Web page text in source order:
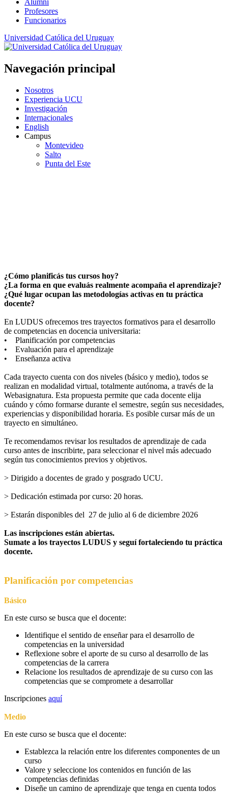
Profesores
Funcionarios
Universidad Católica del Uruguay
Navegación principal
Nosotros
Experiencia UCU
Investigación
Internacionales
English
Campus
Montevideo
Salto
Punta del Este
¿Cómo planificás tus cursos hoy?
¿La forma en que evaluás realmente acompaña el aprendizaje?
¿Qué lugar ocupan las metodologías activas en tu práctica
docente?
En LUDUS ofrecemos tres trayectos formativos para el desarrollo
de competencias en docencia universitaria:
• Planificación por competencias
• Evaluación para el aprendizaje
• Enseñanza activa
Cada trayecto cuenta con dos niveles (básico y medio), todos se
realizan en modalidad virtual, totalmente autónoma, a través de la
Webasignatura. Esta propuesta permite que cada docente elija
cuándo y cómo formarse durante el semestre, según sus necesidades,
experiencias y disponibilidad horaria. Es posible cursar más de un
trayecto en simultáneo.
Te recomendamos revisar los resultados de aprendizaje de cada
curso antes de inscribirte, para seleccionar el nivel más adecuado
según tus conocimientos previos y objetivos.
> Dirigido a docentes de grado y posgrado UCU.
> Dedicación estimada por curso: 20 horas.
> Estarán disponibles del 27 de julio al 6 de diciembre 2026
Las inscripciones están abiertas.
Sumate a los trayectos LUDUS y seguí fortaleciendo tu práctica
docente.
Planificación por competencias
Básico
En este curso se busca que el docente:
Identifique el sentido de enseñar para el desarrollo de
competencias en la universidad
Reflexione sobre el aporte de su curso al desarrollo de las
competencias de la carrera
Relacione los resultados de aprendizaje de su curso con las
competencias que se compromete a desarrollar
Inscripciones aquí
Medio
En este curso se busca que el docente:
Establezca la relación entre los diferentes componentes de un
curso
Valore y seleccione los contenidos en función de las
competencias definidas
Diseñe un camino de aprendizaje que tenga en cuenta todos